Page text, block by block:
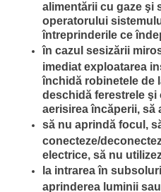
alimentării cu gaze şi
operatorului
întreprinderile ce
în cazul sesizării
imediat exploatarea
închidă robinetele de
deschidă ferestrele
aerisirea încăperii, să
să nu aprindă focul,
conecteze/
electrice, să nu
la intrarea în
aprinderea luminii